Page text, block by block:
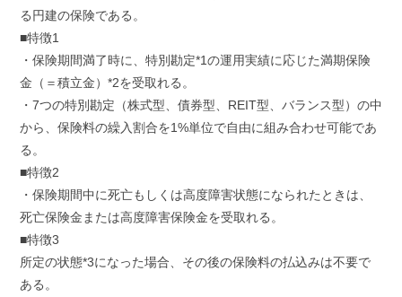
る円建の保険である。
■特徴1
・保険期間満了時に、特別勘定*1の運用実績に応じた満期保険
金（＝積立金）*2を受取れる。
・7つの特別勘定（株式型、債券型、REIT型、バランス型）の中
から、保険料の繰入割合を1%単位で自由に組み合わせ可能であ
る。
■特徴2
・保険期間中に死亡もしくは高度障害状態になられたときは、
死亡保険金または高度障害保険金を受取れる。
■特徴3
所定の状態*3になった場合、その後の保険料の払込みは不要で
ある。